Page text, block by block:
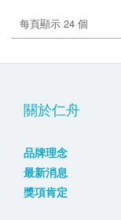
每頁顯示 24 個
關於仁舟
品牌理念
最新消息
獎項肯定